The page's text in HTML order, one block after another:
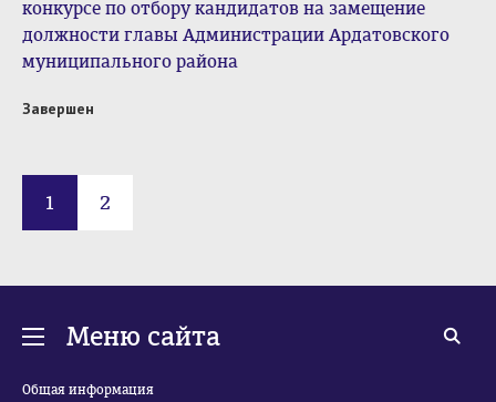
конкурсе по отбору кандидатов на замещение
должности главы Администрации Ардатовского
муниципального района
Завершен
1 2
Меню сайта
Общая информация